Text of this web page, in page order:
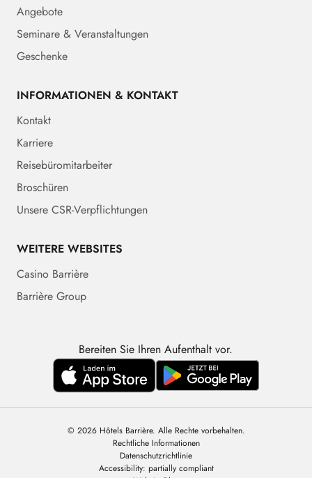
Angebote
Seminare & Veranstaltungen
Geschenke
INFORMATIONEN & KONTAKT
Kontakt
Karriere
Reisebüromitarbeiter
Broschüren
Unsere CSR-Verpflichtungen
WEITERE WEBSITES
Casino Barrière
Barrière Group
Bereiten Sie Ihren Aufenthalt vor.
© 2026 Hôtels Barrière. Alle Rechte vorbehalten.
Rechtliche Informationen
Datenschutzrichtlinie
Accessibility: partially compliant